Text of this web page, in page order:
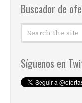
Buscador de
Síguenos en